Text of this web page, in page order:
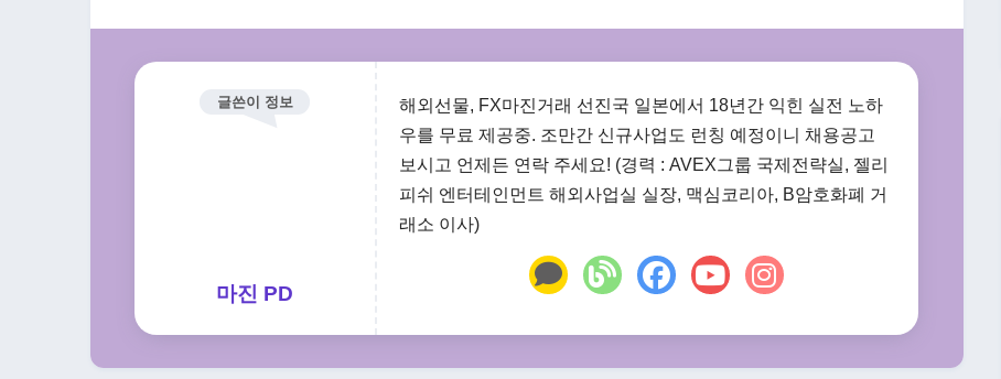
글쓴이 정보
마진 PD
해외선물, FX마진거래 선진국 일본에서 18년간 익힌 실전 노하
우를 무료 제공중. 조만간 신규사업도 런칭 예정이니 채용공고
보시고 언제든 연락 주세요! (경력 : AVEX그룹 국제전략실, 젤리
피쉬 엔터테인먼트 해외사업실 실장, 맥심코리아, B암호화폐 거
래소 이사)